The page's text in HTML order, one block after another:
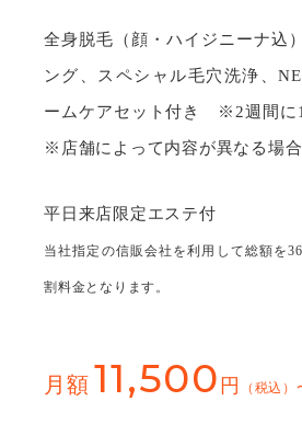
全身脱⽑（顔・ハイジニーナ込
ング、スペシャル⽑⽳洗浄、
ームケアセット付き ※2週間に
※店舗によって内容が異なる場合
平⽇来店限定エステ付
当社指定の信販会社を利用して総額を
割料金となります。
月額 11,500 円 （税込）